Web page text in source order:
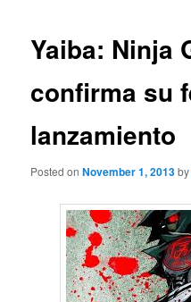
Yaiba: Ninja
confirma su
lanzamiento
Posted onNovember 1, 2013